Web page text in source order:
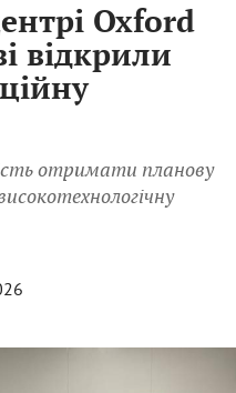
Oxford
відкрили
отримати планову